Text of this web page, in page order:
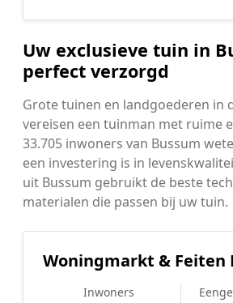
Uw exclusieve tuin in
perfect verzorgd
Grote tuinen en landgoederen in
vereisen een tuinman met ruime
33.705 inwoners van Bussum
een investering is in
uit Bussum gebruikt de beste
materialen die passen bij uw tuin.
Woningmarkt & Feiten
Inwoners